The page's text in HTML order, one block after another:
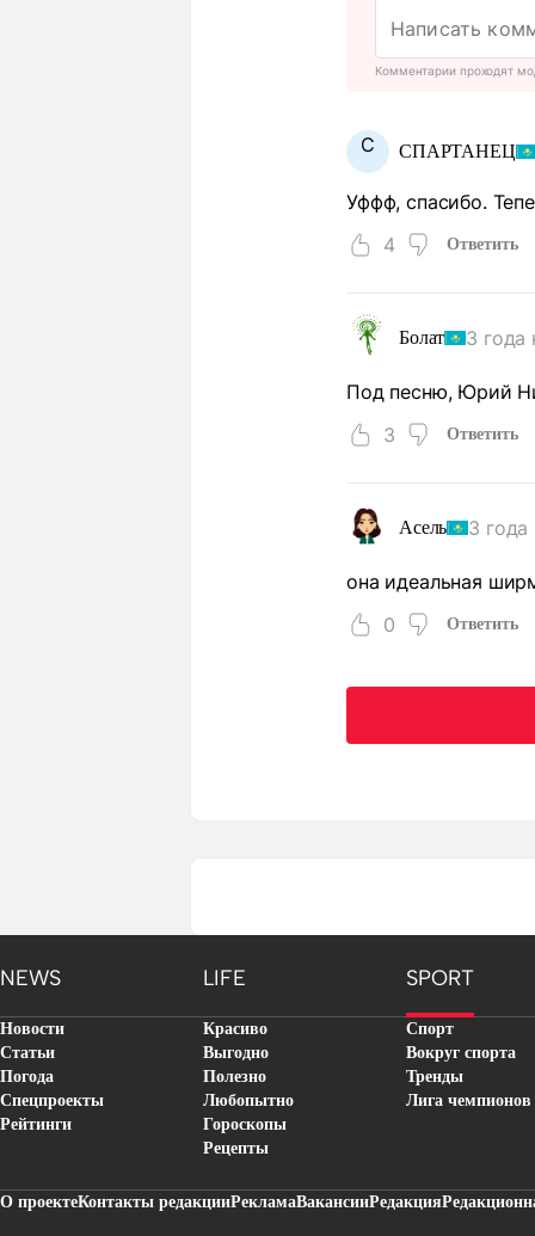
Комментарии проходят
С СПАРТАНЕЦ
Уффф, спасибо.
4
Ответить
Болат 3 года
Под песню, Юрий
3
Ответить
Асель 3 года
она идеальная
0
Ответить
NEWS LIFE SPORT
Новости
Статьи
Погода
Спецпроекты
Рейтинги
Красиво
Выгодно
Полезно
Любопытно
Гороскопы
Рецепты
Спорт
Вокруг спорта
Тренды
Лига чемпионов
О проектеКонтакты редакцииРекламаВакансииРедакция